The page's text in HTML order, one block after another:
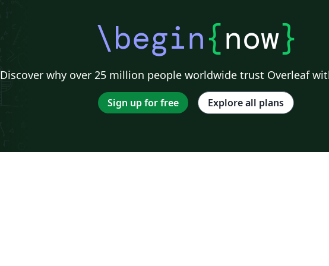
\begin{now}
Discover why over 25 million people worldwide trust Overleaf
Sign up for free Explore all plans